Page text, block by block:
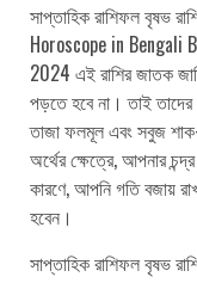
সাপ্তাহিক রাশিফল বৃষভ
Horoscope in Bengali
2024 এই রাশির জাতক
পড়তে হবে না। তাই তাদের
তাজা ফলমূল এবং সবুজ
অর্থের ক্ষেত্রে, আপনার
কারণে, আপনি গতি বজায়
হবেন।
সাপ্তাহিক রাশিফল বৃষভ